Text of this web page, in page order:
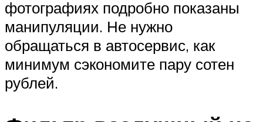
фотографиях подробно показаны
манипуляции. Не нужно
обращаться в автосервис, как
минимум сэкономите пару сотен
рублей.